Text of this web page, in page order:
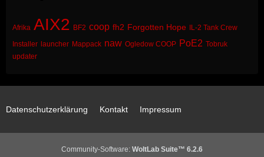
Afrika AIX2 BF2 coop fh2 Forgotten Hope
IL-2 Tank Crew
Installer launcher Mappack naw Ogledow COOP PoE2 Tobruk
updater
Datenschutzerklärung Kontakt Impressum
Community-Software: WoltLab Suite™ 6.2.6